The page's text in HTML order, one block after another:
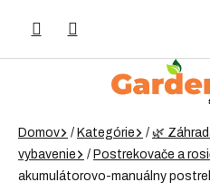
Domov / Kategórie / 🌿
vybavenie
/ Postrekovače a
akumulátorovo-manuálny